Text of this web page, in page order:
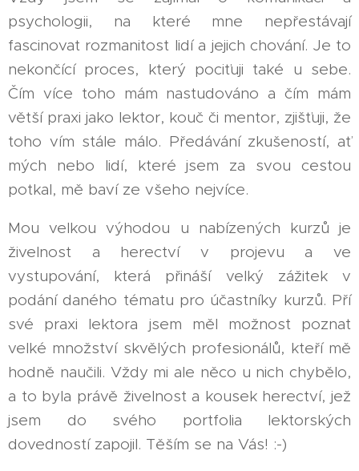
psychologii, na které mne nepřestávají
fascinovat rozmanitost lidí a jejich chování. Je to
nekončící proces, který pociťuji také u sebe.
Čím více toho mám nastudováno a čím mám
větší praxi jako lektor, kouč či mentor, zjišťuji, že
toho vím stále málo. Předávání zkušeností, ať
mých nebo lidí, které jsem za svou cestou
potkal, mě baví ze všeho nejvíce.
Mou velkou výhodou u nabízených kurzů je
živelnost a herectví v projevu a ve
vystupování, která přináší velký zážitek v
podání daného tématu pro účastníky kurzů. Pří
své praxi lektora jsem měl možnost poznat
velké množství skvělých profesionálů, kteří mě
hodně naučili. Vždy mi ale něco u nich chybělo,
a to byla právě živelnost a kousek herectví, jež
jsem do svého portfolia lektorských
dovedností zapojil. Těším se na Vás! :-)